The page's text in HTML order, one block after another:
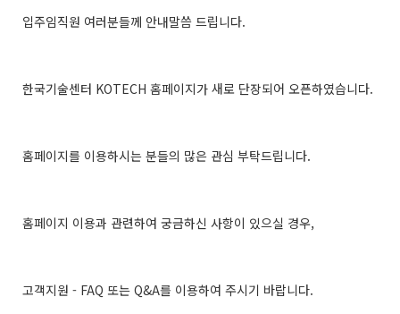
입주임직원 여러분들께 안내말씀 드립니다.
한국기술센터 KOTECH 홈페이지가 새로 단장되어 오픈하였습니다.
홈페이지를 이용하시는 분들의 많은 관심 부탁드립니다.
홈페이지 이용과 관련하여 궁금하신 사항이 있으실 경우,
고객지원 - FAQ 또는 Q&A를 이용하여 주시기 바랍니다.